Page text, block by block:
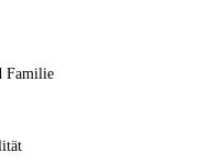
Familie